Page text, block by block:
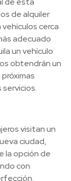
de alquiler
cerca
adecuado
un vehículo
obtendrán un
visitan un
ciudad,
la opción de
con